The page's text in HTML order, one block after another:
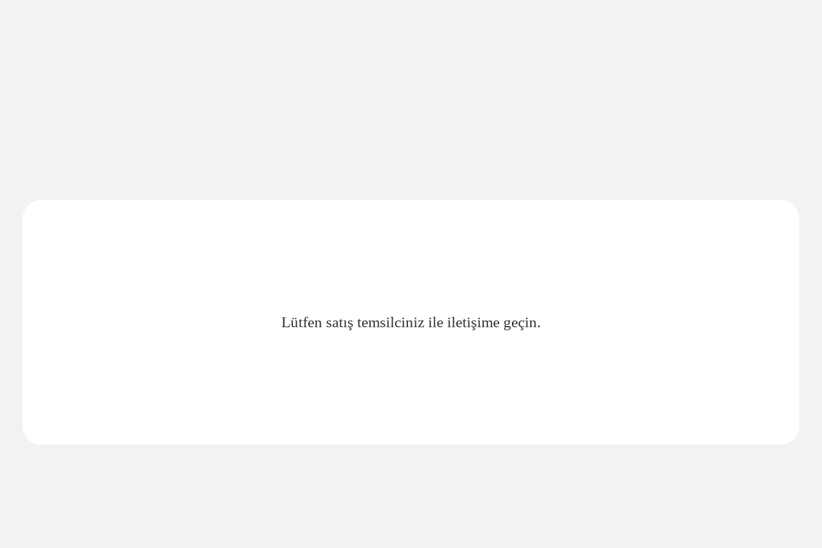
Lütfen satış temsilciniz ile iletişime geçin.